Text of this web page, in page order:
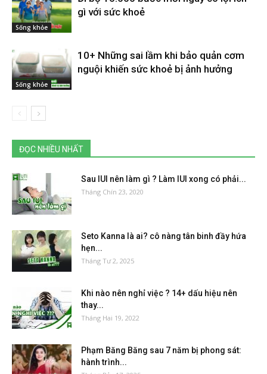
Sống khỏe
gì với sức khoẻ
Sống khỏe
10+ Những sai lầm khi bảo quản cơm
nguội khiến sức khoẻ bị ảnh hưởng
ĐỌC NHIỀU NHẤT
Sau IUI nên làm gì ? Làm IUI xong có phải...
Tháng Chín 23, 2020
Seto Kanna là ai? cô nàng tân binh đầy hứa
hẹn...
Tháng Tư 2, 2025
Khi nào nên nghỉ việc ? 14+ dấu hiệu nên
thay...
Tháng Hai 19, 2022
Phạm Băng Băng sau 7 năm bị phong sát:
hành trình...